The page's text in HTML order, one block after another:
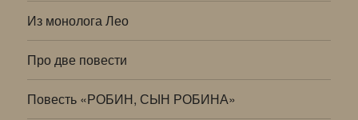
Из монолога Лео
Про две повести
Повесть «РОБИН, СЫН РОБИНА»